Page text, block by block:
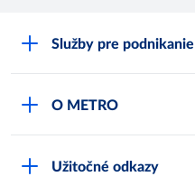
Služby pre podnikanie
O METRO
Užitočné odkazy